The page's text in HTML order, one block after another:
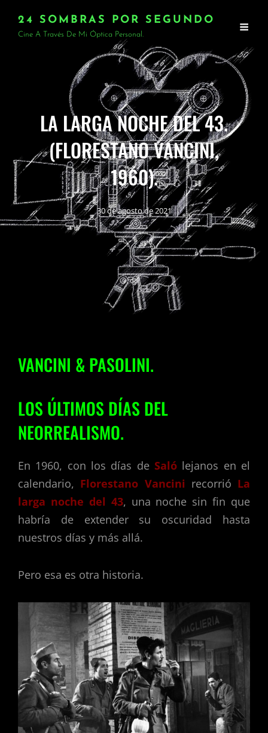
24 SOMBRAS POR SEGUNDO
Cine A Través De Mi Óptica Personal.
LA LARGA NOCHE DEL 43.
(FLORESTANO VANCINI,
1960).
30 de agosto de 2021
VANCINI & PASOLINI.
LOS ÚLTIMOS DÍAS DEL
NEORREALISMO.
En 1960, con los días de Saló lejanos en el
calendario, Florestano Vancini recorrió La
larga noche del 43, una noche sin fin que
habría de extender su oscuridad hasta
nuestros días y más allá.
Pero esa es otra historia.